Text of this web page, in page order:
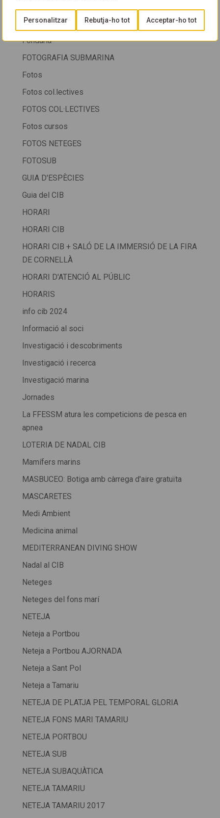
Personalitzar Rebutja-ho tot Acceptar-ho tot
FESTA CIB 2025
Fondària
FOTOGRAFIA SUBMARINA
Fotos
Fotos col.lectives
FOTOS COL·LECTIVES
Fotos cursos
FOTOS NETEGES
FOTOSUB
GUIA D'ESPÈCIES
Guia del CIB
HORARI
HORARI CIB
HORARI CIB + SALÓ DE LA IMMERSIÓ DE LA FIRA
DE CORNELLÀ
HORARI D'ATENCIÓ AL PÚBLIC
HORARIS
info cib 2024
Informació al soci
Investigació i descobriments
Investigació i recerca
Investigació marina
Jornades
La FFESSM atura les competicions de pesca en
apnea
LOTERIA DE NADAL CIB
Mamífers marins
MASBUCEO: Botiga amb càrrega d'aire gratuïta
MASCARETES
Medi Ambient
Medicina animal
MEDITERRANEAN DIVING SHOW
Nadal al CIB
Neteges
Neteges del fons marí
NETEJA
Neteja a Portbou
Neteja a Portbou AJORNADA
Neteja a Sant Pol
Neteja a Tamariu
NETEJA DE PLATJA PEL TEMPORAL GLORIA
NETEJA FONS MARI TAMARIU
NETEJA PORTBOU
NETEJA SUB
NETEJA SUBAQUÀTICA
NETEJA TAMARIU
NETEJA TAMARIU 2017